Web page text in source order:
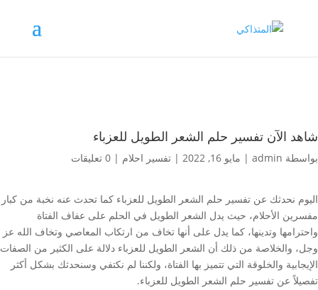
شاهد الآن تفسير حلم الشعر الطويل للعزباء
بواسطة admin
| مايو 16, 2022 | تفسير احلام | 0 تعليقات
اليوم نحدثك عن تفسير حلم الشعر الطويل للعزباء كما تحدث عنه نخبة من كبار
مفسرين الأحلام، حيث يدل الشعر الطويل في الحلم على عفاف الفتاة
واحترامها وتدينها، كما يدل على أنها تخاف من ارتكاب المعاصي وتخاف الله عز
وجل، والخلاصة من ذلك أن الشعر الطويل للعزباء دلالة على الكثير من الصفات
الإيجابية والخلوقة التي تتميز بها الفتاة، ولكننا لم نكتفي وسنحدثك بشكل أكثر
تفصيلاً عن تفسير حلم الشعر الطويل للعزباء.